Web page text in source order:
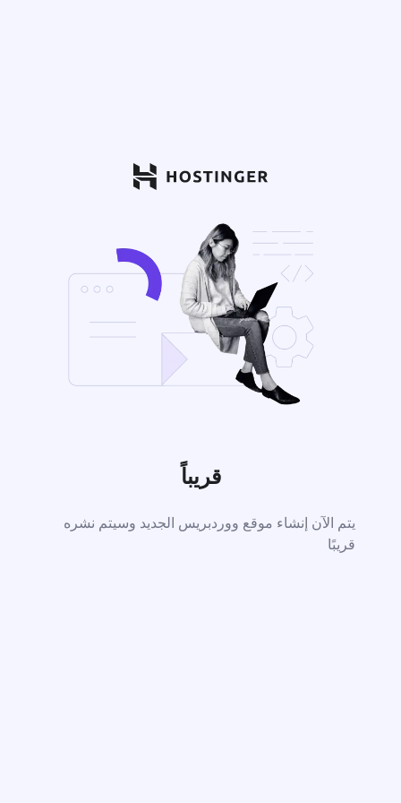
قريباً
يتم الآن إنشاء موقع ووردبريس الجديد وسيتم نشره
قريبًا